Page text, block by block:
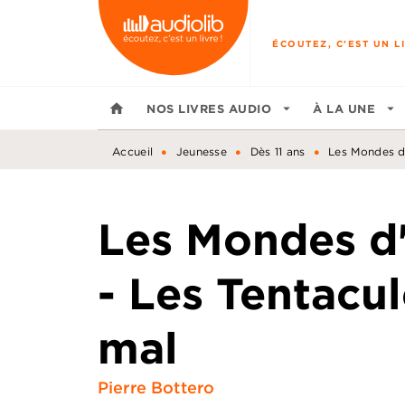
MENU RECHERCHE
ÉCOUTEZ, C'EST UN
home NOS LIVRES AUDIO arrow_drop_down À LA UNE arrow_drop_down
Accueil • Jeunesse • Dès 11 ans • Les Mondes
Les Mondes
- Les
mal
Pierre Bottero